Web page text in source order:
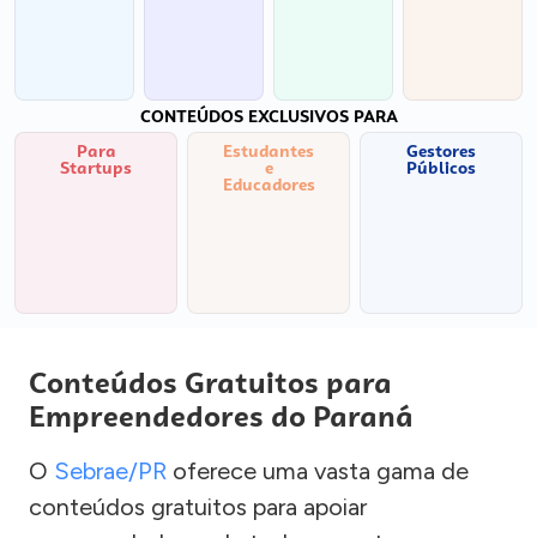
CONTEÚDOS EXCLUSIVOS PARA
Para
Startups
Estudantes
e
Educadores
Gestores
Públicos
Conteúdos Gratuitos para
Empreendedores do Paraná
O Sebrae/PR oferece uma vasta gama de
conteúdos gratuitos para apoiar